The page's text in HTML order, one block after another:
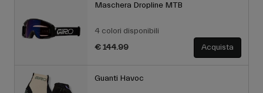
Maschera Dropline MTB
4 colori disponibili
€ 144.99
Acquista
Guanti Havoc